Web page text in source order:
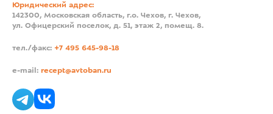
Юридический адрес:
142300, Московская область, г.о. Чехов, г. Чехов,
ул. Офицерский поселок, д. 51, этаж 2, помещ. 8.
тел./факс: +7 495 645-98-18
e-mail: recept@avtoban.ru